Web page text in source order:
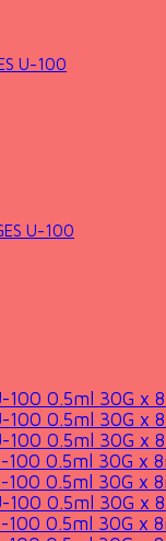
U-100
U-100
100 0.5ml 30G x
100 0.5ml 30G x
100 0.5ml 30G x
100 0.5ml 30G x
100 0.5ml 30G x
100 0.5ml 30G x
100 0.5ml 30G x